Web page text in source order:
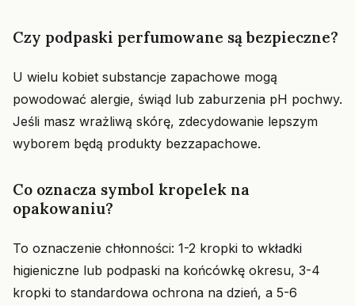
Czy podpaski perfumowane są bezpieczne?
U wielu kobiet substancje zapachowe mogą
powodować alergie, świąd lub zaburzenia pH pochwy.
Jeśli masz wrażliwą skórę, zdecydowanie lepszym
wyborem będą produkty bezzapachowe.
Co oznacza symbol kropelek na
opakowaniu?
To oznaczenie chłonności: 1-2 kropki to wkładki
higieniczne lub podpaski na końcówkę okresu, 3-4
kropki to standardowa ochrona na dzień, a 5-6